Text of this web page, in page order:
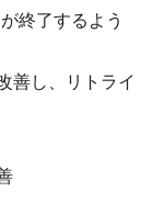
終了するよう
善し、リトライ